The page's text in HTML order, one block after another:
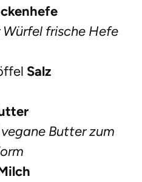
frische Hefe
Salz
Butter zum